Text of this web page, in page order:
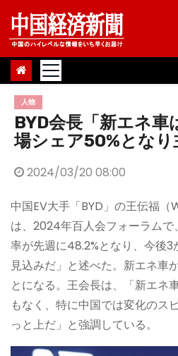
Skip
content
人物
BYD会長「新エネ車
場シェア50%となり
2024/03/20 08:00
中国EV大手「BYD」の王伝福
は、2024年百人会フォーラム
率が先週に48.2%となり、今後3
見込みだ」と述べた。新エネ車
とになる。王会長は、「新エネ
もなく、特に中国では変化のス
っと上だ」と強調している。